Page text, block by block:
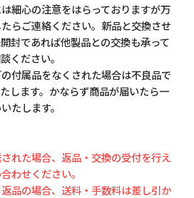
細心の注意をはらっておりますが万
らご連絡ください。新品と交換させ
封であれば他製品との交換も承って
ください。
付属品をなくされた場合は不良品で
します。かならず商品が届いたら一
たします。
れた場合、返品・交換の受付を行え
わせください。
品の場合、送料・手数料は差し引か